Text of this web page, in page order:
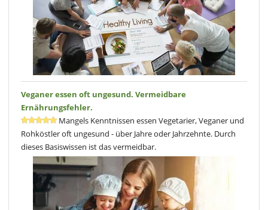
Veganer essen oft ungesund. Vermeidbare
Ernährungsfehler.
Mangels Kenntnissen essen Vegetarier, Veganer und
Rohköstler oft ungesund - über Jahre oder Jahrzehnte. Durch
dieses Basiswissen ist das vermeidbar.